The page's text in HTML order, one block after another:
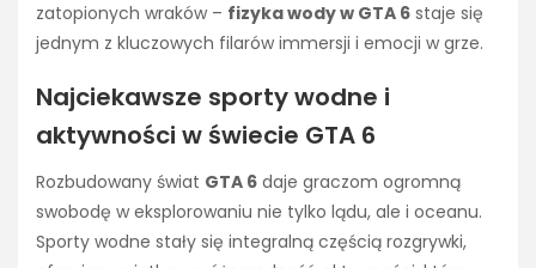
zatopionych wraków – fizyka wody w GTA 6 staje się
jednym z kluczowych filarów immersji i emocji w grze.
Najciekawsze sporty wodne i
aktywności w świecie GTA 6
Rozbudowany świat GTA 6 daje graczom ogromną
swobodę w eksplorowaniu nie tylko lądu, ale i oceanu.
Sporty wodne stały się integralną częścią rozgrywki,